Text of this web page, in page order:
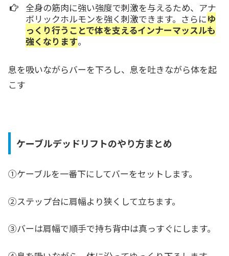
全身の筋肉に強い強度で刺激を与えるため、 アナ
ボリックホルモンを強く刺激できます。さらにゆ
っくり行うことで体を支えるインナーマッスルも
強くなります。
息を吸いながらバーを下ろし、息を吐きながら体を起
こす
ケーブルデッドリフトのやり方まとめ
①ケーブルを一番下にしてバーをセットします。
②ステップ台に肩幅より狭くして立ちます。
③バーは肩幅で順手で持ち背中は真っすぐにします。